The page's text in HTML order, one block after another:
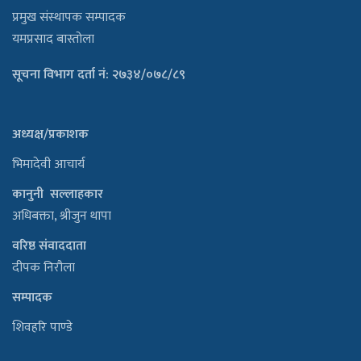
प्रमुख संस्थापक सम्पादक
यमप्रसाद बास्तोला
सूचना विभाग दर्ता नं: २७३४/०७८/८९
अध्यक्ष/प्रकाशक
भिमादेवी आचार्य
कानुनी सल्लाहकार
अधिबक्ता, श्रीजुन थापा
वरिष्ठ संवाददाता
दीपक निरौला
सम्पादक
शिवहरि पाण्डे